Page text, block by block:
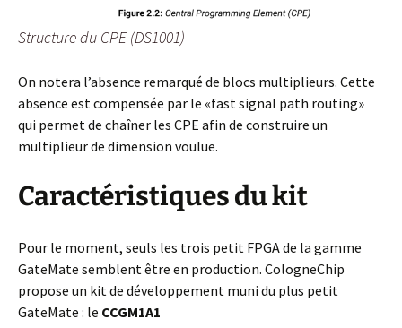
Structure du CPE (DS1001)
On notera l’absence remarqué de blocs multiplieurs. Cette
absence est compensée par le «fast signal path routing»
qui permet de chaîner les CPE afin de construire un
multiplieur de dimension voulue.
Caractéristiques du kit
Pour le moment, seuls les trois petit FPGA de la gamme
GateMate semblent être en production. CologneChip
propose un kit de développement muni du plus petit
GateMate : le CCGM1A1